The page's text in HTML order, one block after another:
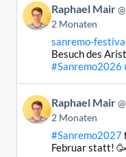
Beitrag
von
Raphael
Raphael Mair
2 Monaten
sanremo-
Besuch des
#Sanremo2026
Beitrag
von
Raphael
Raphael Mair
2 Monaten
#Sanremo2027
Februar statt! 🥳